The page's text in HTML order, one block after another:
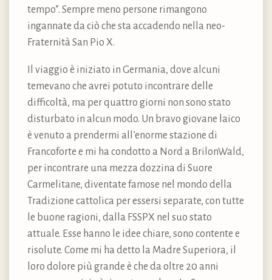
tempo”. Sempre meno persone rimangono
ingannate da ciò che sta accadendo nella neo-
Fraternità San Pio X.
Il viaggio è iniziato in Germania, dove alcuni
temevano che avrei potuto incontrare delle
difficoltà, ma per quattro giorni non sono stato
disturbato in alcun modo. Un bravo giovane laico
è venuto a prendermi all’enorme stazione di
Francoforte e mi ha condotto a Nord a BrilonWald,
per incontrare una mezza dozzina di Suore
Carmelitane, diventate famose nel mondo della
Tradizione cattolica per essersi separate, con tutte
le buone ragioni, dalla FSSPX nel suo stato
attuale. Esse hanno le idee chiare, sono contente e
risolute. Come mi ha detto la Madre Superiora, il
loro dolore più grande è che da oltre 20 anni